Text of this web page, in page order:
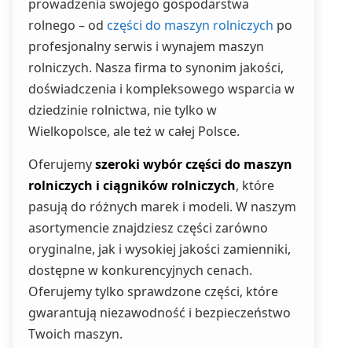
prowadzenia swojego gospodarstwa
rolnego – od części do maszyn rolniczych po
profesjonalny serwis i wynajem maszyn
rolniczych. Nasza firma to synonim jakości,
doświadczenia i kompleksowego wsparcia w
dziedzinie rolnictwa, nie tylko w
Wielkopolsce, ale też w całej Polsce.
Oferujemyszeroki wybór części do maszyn
rolniczych i ciągników rolniczych, które
pasują do różnych marek i modeli. W naszym
asortymencie znajdziesz części zarówno
oryginalne, jak i wysokiej jakości zamienniki,
dostępne w konkurencyjnych cenach.
Oferujemy tylko sprawdzone części, które
gwarantują niezawodność i bezpieczeństwo
Twoich maszyn.